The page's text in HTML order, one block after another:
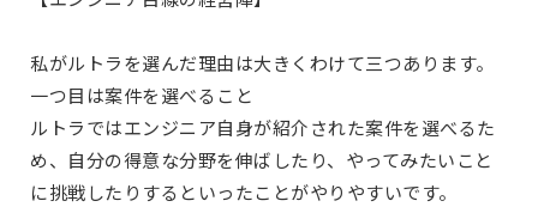
私がルトラを選んだ理由は大きくわけて三つあります。
一つ目は案件を選べること
ルトラではエンジニア自身が紹介された案件を選べるた
め、自分の得意な分野を伸ばしたり、やってみたいこと
に挑戦したりするといったことがやりやすいです。